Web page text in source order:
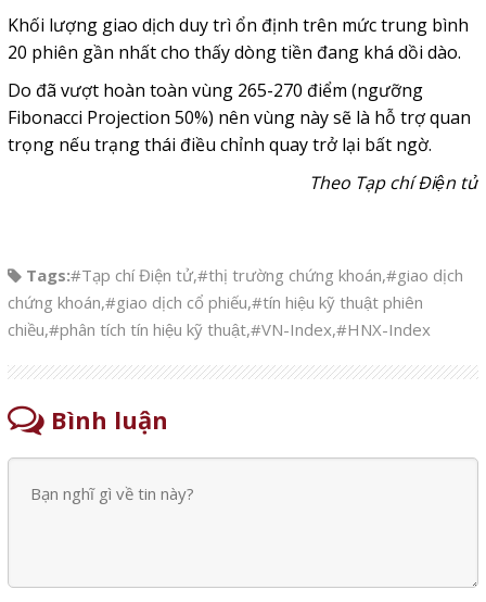
Khối lượng giao dịch duy trì ổn định trên mức trung bình
20 phiên gần nhất cho thấy dòng tiền đang khá dồi dào.
Do đã vượt hoàn toàn vùng 265-270 điểm (ngưỡng
Fibonacci Projection 50%) nên vùng này sẽ là hỗ trợ quan
trọng nếu trạng thái điều chỉnh quay trở lại bất ngờ.
Theo Tạp chí Điện tử
Tags:#Tạp chí Điện tử,#thị trường chứng khoán,#giao dịch
chứng khoán,#giao dịch cổ phiếu,#tín hiệu kỹ thuật phiên
chiều,#phân tích tín hiệu kỹ thuật,#VN-Index,#HNX-Index
Bình luận